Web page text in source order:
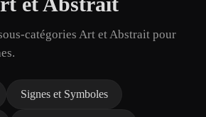
catégories Art et Abstrait pour
Signes et Symboles